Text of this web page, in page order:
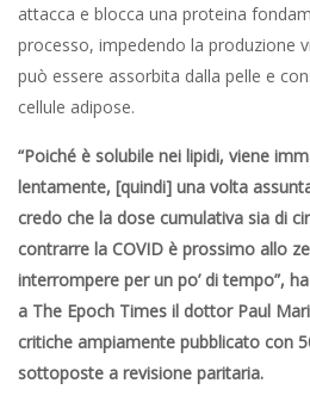
attacca e blocca una proteina
processo, impedendo la produzione
può essere assorbita dalla pelle e
cellule adipose.
“Poiché è solubile nei lipidi, viene
lentamente, [quindi] una volta
credo che la dose cumulativa sia di
contrarre la COVID è prossimo allo
interrompere per un po’ di tempo”,
a The Epoch Times il dottor Paul
critiche ampiamente pubblicato con
sottoposte a revisione paritaria.